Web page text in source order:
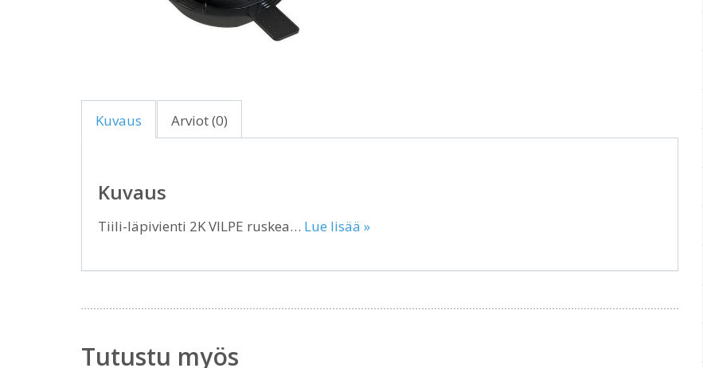
Kuvaus Arviot (0)
Kuvaus
Tiili-läpivienti 2K VILPE ruskea… Lue lisää »
Tutustu myös